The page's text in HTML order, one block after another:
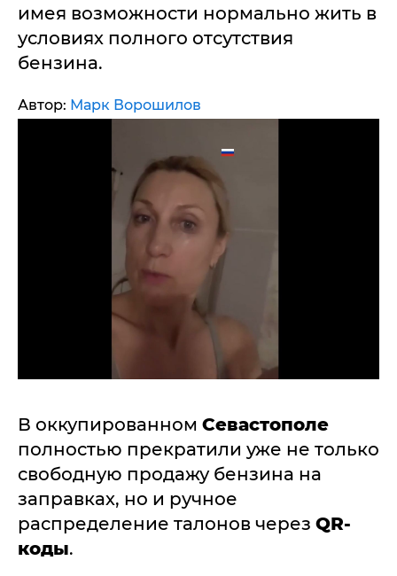
имея возможности нормально жить в
условиях полного отсутствия
бензина.
Автор: Марк Ворошилов
В оккупированном Севастополе
полностью прекратили уже не только
свободную продажу бензина на
заправках, но и ручное
распределение талонов через QR-
коды.